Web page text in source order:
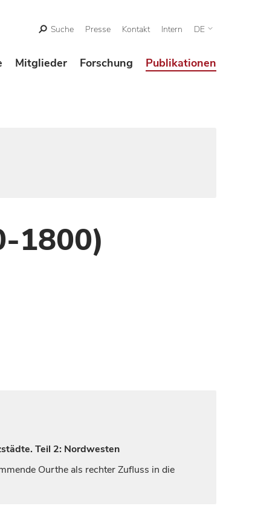
Suche Presse Kontakt Intern DE
Mitglieder Forschung Publikationen
1800)
Teil 2: Nordwesten
Ourthe als rechter Zufluss in die